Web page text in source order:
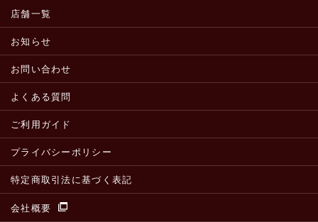
店舗一覧
お知らせ
お問い合わせ
よくある質問
ご利用ガイド
プライバシーポリシー
特定商取引法に基づく表記
会社概要